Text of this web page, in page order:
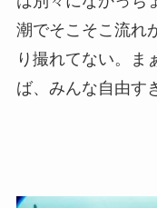
潮でそこそこ流れ
り撮れてない。ま
ば、みんな自由す